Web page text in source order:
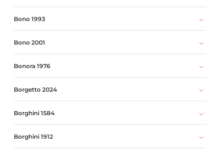
Bono 1993
Bono 2001
Bonora 1976
Borgetto 2024
Borghini 1584
Borghini 1912